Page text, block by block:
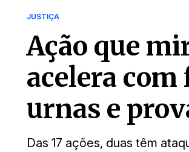
JUSTIÇA
Ação que
acelera com
urnas e
Das 17 ações, duas têm